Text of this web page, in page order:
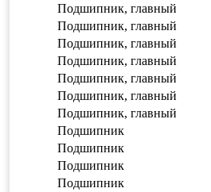
Подшипник, главный
Подшипник, главный
Подшипник, главный
Подшипник, главный
Подшипник, главный
Подшипник, главный
Подшипник, главный
Подшипник
Подшипник
Подшипник
Подшипник